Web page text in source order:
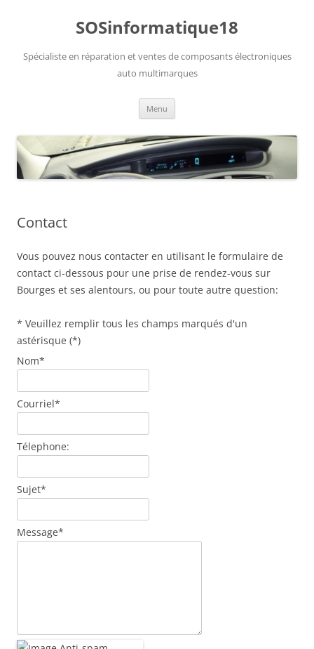
SOSinformatique18
Spécialiste en réparation et ventes de composants électroniques
auto multimarques
Menu
Contact
Vous pouvez nous contacter en utilisant le formulaire de
contact ci-dessous pour une prise de rendez-vous sur
Bourges et ses alentours, ou pour toute autre question:
* Veuillez remplir tous les champs marqués d'un
astérisque (*)
Nom*
Courriel*
Télephone:
Sujet*
Message*